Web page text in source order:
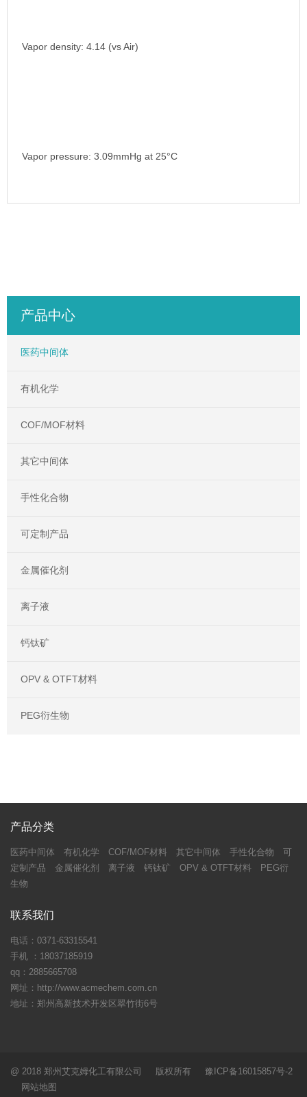
Vapor density: 4.14 (vs Air)
Vapor pressure: 3.09mmHg at 25°C
产品中心
医药中间体
有机化学
COF/MOF材料
其它中间体
手性化合物
可定制产品
金属催化剂
离子液
钙钛矿
OPV & OTFT材料
PEG衍生物
产品分类
医药中间体 有机化学 COF/MOF材料 其它中间体 手性化合物
可
定制产品
金属催化剂 离子液 钙钛矿 OPV & OTFT材料
PEG衍
生物
联系我们
电话：0371-63315541
手机 ：18037185919
qq：2885665708
网址：http://www.acmechem.com.cn
地址：郑州高新技术开发区翠竹街6号
@ 2018 郑州艾克姆化工有限公司 版权所有 豫ICP备16015857号-2
网站地图